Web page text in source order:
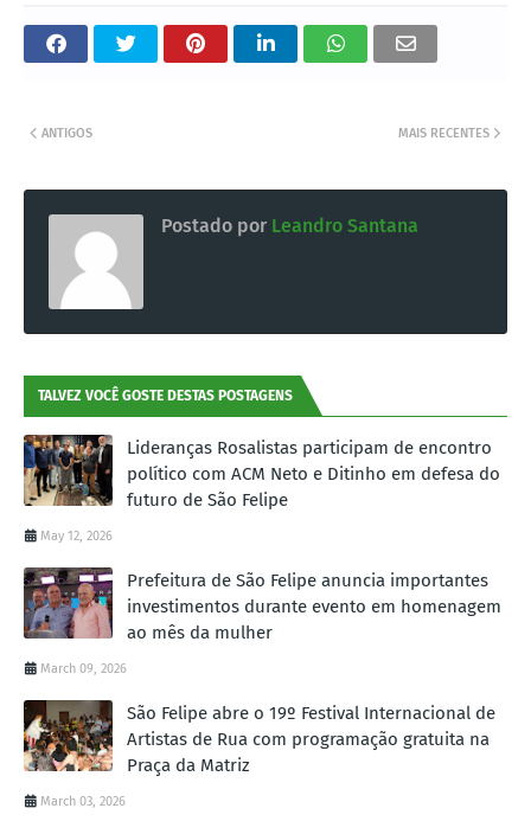
MAIS RECENTES
ANTIGOS
Postado por Leandro Santana
TALVEZ VOCÊ GOSTE DESTAS POSTAGENS
Lideranças Rosalistas participam de encontro
político com ACM Neto e Ditinho em defesa do
futuro de São Felipe
May 12, 2026
Prefeitura de São Felipe anuncia importantes
investimentos durante evento em homenagem
ao mês da mulher
March 09, 2026
São Felipe abre o 19º Festival Internacional de
Artistas de Rua com programação gratuita na
Praça da Matriz
March 03, 2026